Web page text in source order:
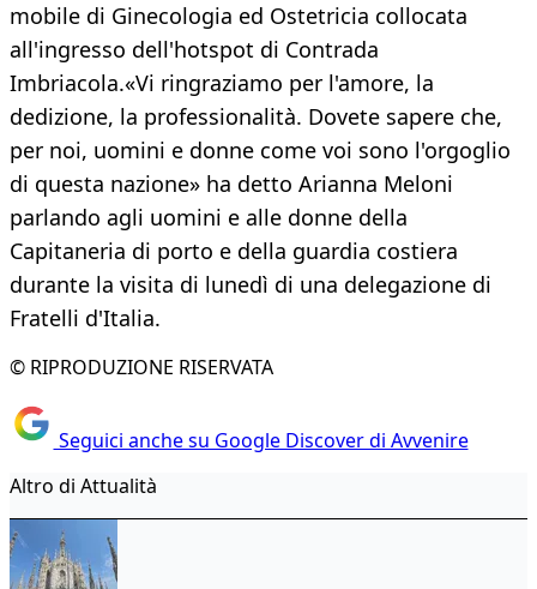
mobile di Ginecologia ed Ostetricia collocata
all'ingresso dell'hotspot di Contrada
Imbriacola.«Vi ringraziamo per l'amore, la
dedizione, la professionalità. Dovete sapere che,
per noi, uomini e donne come voi sono l'orgoglio
di questa nazione» ha detto Arianna Meloni
parlando agli uomini e alle donne della
Capitaneria di porto e della guardia costiera
durante la visita di lunedì di una delegazione di
Fratelli d'Italia.
© RIPRODUZIONE RISERVATA
Seguici anche su Google Discover di Avvenire
Altro di Attualità